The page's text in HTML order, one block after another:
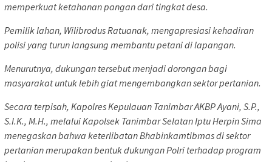
memperkuat ketahanan pangan dari tingkat desa.
Pemilik lahan, Wilibrodus Ratuanak, mengapresiasi kehadiran
polisi yang turun langsung membantu petani di lapangan.
Menurutnya, dukungan tersebut menjadi dorongan bagi
masyarakat untuk lebih giat mengembangkan sektor pertanian.
Secara terpisah, Kapolres Kepulauan Tanimbar AKBP Ayani, S.P.,
S.I.K., M.H., melalui Kapolsek Tanimbar Selatan Iptu Herpin Sima
menegaskan bahwa keterlibatan Bhabinkamtibmas di sektor
pertanian merupakan bentuk dukungan Polri terhadap program